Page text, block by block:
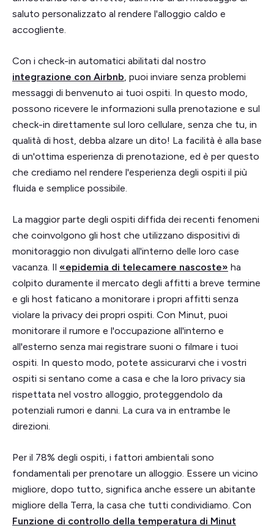
saluto personalizzato al rendere l'alloggio caldo e
accogliente.
Con i check-in automatici abilitati dal nostro
integrazione con Airbnb , puoi inviare senza problemi
messaggi di benvenuto ai tuoi ospiti. In questo modo,
possono ricevere le informazioni sulla prenotazione e sul
check-in direttamente sul loro cellulare, senza che tu, in
qualità di host, debba alzare un dito! La facilità è alla base
di un'ottima esperienza di prenotazione, ed è per questo
che crediamo nel rendere l'esperienza degli ospiti il più
fluida e semplice possibile.
La maggior parte degli ospiti diffida dei recenti fenomeni
che coinvolgono gli host che utilizzano dispositivi di
monitoraggio non divulgati all'interno delle loro case
vacanza. Il «epidemia di telecamere nascoste» ha
colpito duramente il mercato degli affitti a breve termine
e gli host faticano a monitorare i propri affitti senza
violare la privacy dei propri ospiti. Con Minut, puoi
monitorare il rumore e l'occupazione all'interno e
all'esterno senza mai registrare suoni o filmare i tuoi
ospiti. In questo modo, potete assicurarvi che i vostri
ospiti si sentano come a casa e che la loro privacy sia
rispettata nel vostro alloggio, proteggendolo da
potenziali rumori e danni. La cura va in entrambe le
direzioni.
Per il 78% degli ospiti, i fattori ambientali sono
fondamentali per prenotare un alloggio. Essere un vicino
migliore, dopo tutto, significa anche essere un abitante
migliore della Terra, la casa che tutti condividiamo. Con
Funzione di controllo della temperatura di Minut